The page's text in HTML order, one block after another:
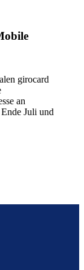
girocard
an
Juli und